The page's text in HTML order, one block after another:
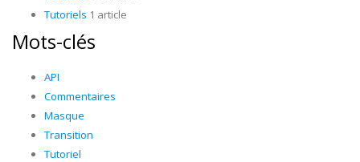
Tutoriels 1 article
Mots-clés
API
Commentaires
Masque
Transition
Tutoriel